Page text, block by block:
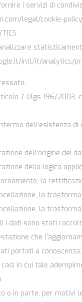
i servizi di
legal/cookie-policy
intl/it/analytics/
7 Dlgs 196/
dell’esistenza
dell’origine dei
della logica
la
la
la
i dati sono stati
che
portati a
casi in cui tale
o in parte, per motivi